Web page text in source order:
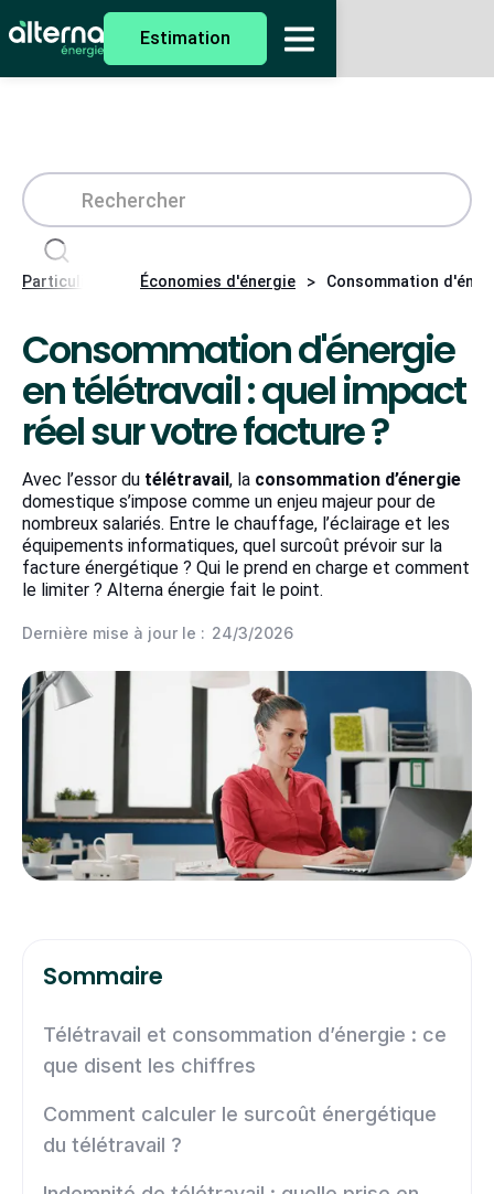
Estimation
Particuliers Économies d'énergie > Consommation
Consommation d'énergie
en télétravail : quel impact
réel sur votre facture ?
Avec l’essor du télétravail, la consommation d’énergie
domestique s’impose comme un enjeu majeur pour de
nombreux salariés. Entre le chauffage, l’éclairage et les
équipements informatiques, quel surcoût prévoir sur la
facture énergétique ? Qui le prend en charge et comment
le limiter ? Alterna énergie fait le point.
Dernière mise à jour le : 24/3/2026
Sommaire
Télétravail et consommation d’énergie : ce
que disent les chiffres
Comment calculer le surcoût énergétique
du télétravail ?